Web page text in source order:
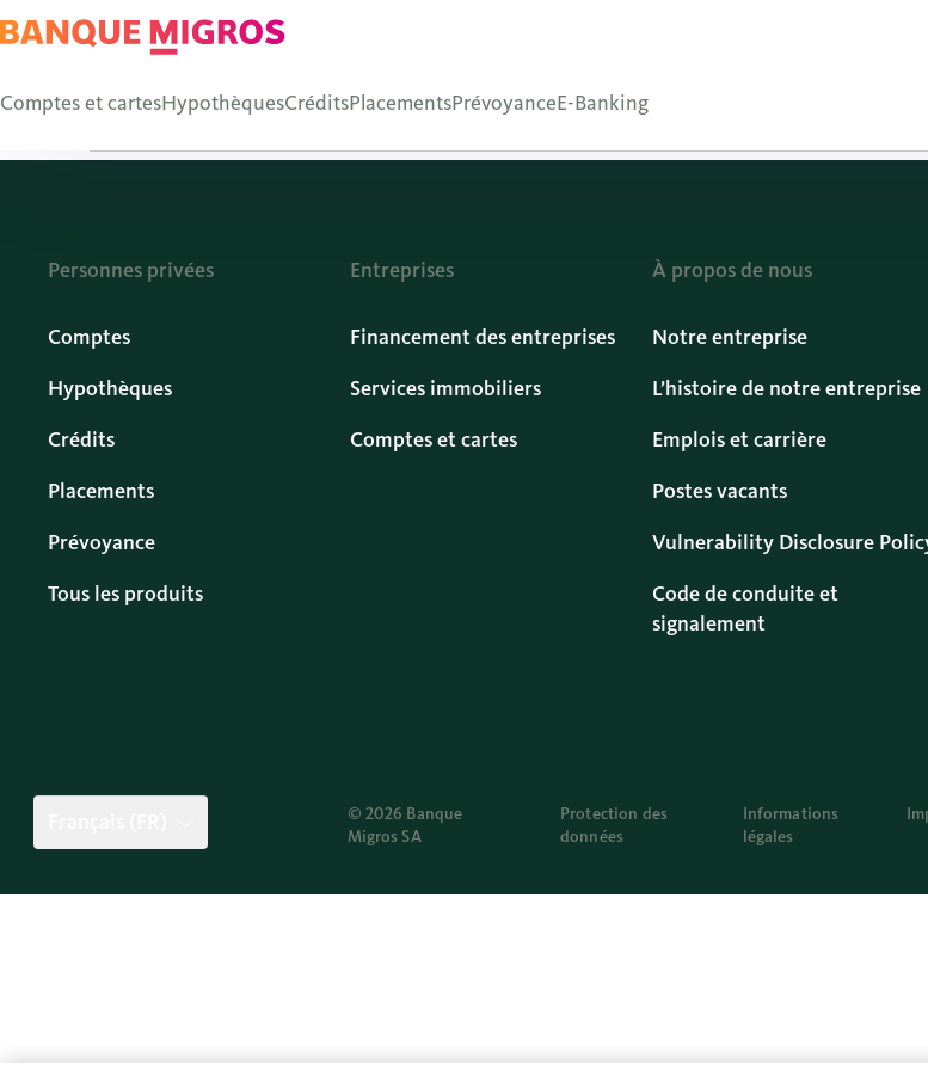
Comptes et cartesHypothèquesCréditsPlacementsPrévoyanceE-Banking
Adieu portemonnaie, bonjour paiement
Personnes privées
Comptes
Hypothèques
Crédits
Placements
Prévoyance
Tous les produits
Entreprises
Financement des entreprises
Services immobiliers
Comptes et cartes
À propos de nous
Notre entreprise
L’histoire de notre entreprise
Emplois et carrière
Postes vacants
Vulnerability Disclosure
Code de conduite et
signalement
© 2026 Banque
Migros SA
Protection des
données
Informations
légales